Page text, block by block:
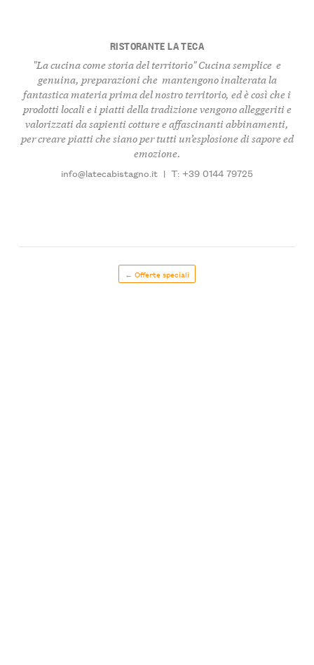
RISTORANTE LA TECA
"La cucina come storia del territorio" Cucina semplice e
genuina, preparazioni che mantengono inalterata la
fantastica materia prima del nostro territorio, ed è così che i
prodotti locali e i piatti della tradizione vengono alleggeriti e
valorizzati da sapienti cotture e affascinanti abbinamenti,
per creare piatti che siano per tutti un’esplosione di sapore ed
emozione.
info@latecabistagno.it | T: +39 0144 79725
← Offerte speciali